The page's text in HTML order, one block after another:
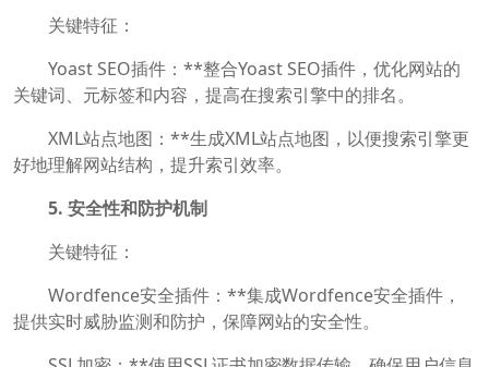
关键特征：
Yoast SEO插件：**整合Yoast SEO插件，优化网站的
关键词、元标签和内容，提高在搜索引擎中的排名。
XML站点地图：**生成XML站点地图，以便搜索引擎更
好地理解网站结构，提升索引效率。
5. 安全性和防护机制
关键特征：
Wordfence安全插件：**集成Wordfence安全插件，
提供实时威胁监测和防护，保障网站的安全性。